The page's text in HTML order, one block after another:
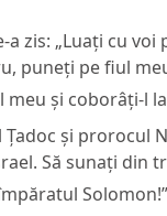
a zis: „Luați cu voi
puneți pe fiul
meu și coborâți-l
și prorocul
Să sunați din
Solomon!”